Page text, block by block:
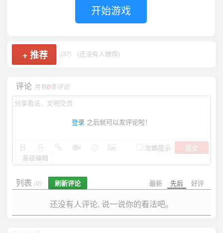
开始游戏
+推荐 (37) (还没有人推荐)
评论 共有0条评论
登录 之后就可以发评论啦！
攻略提示
提交
高级编辑
最新 先后 好评
列表 (0) 刷新评论
还没有人评论, 说一说你的看法吧。